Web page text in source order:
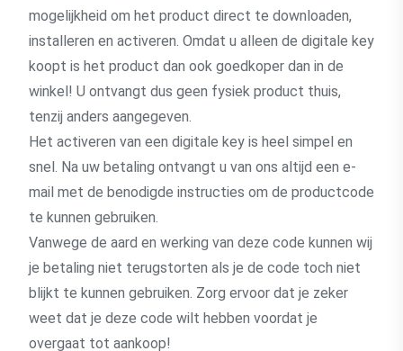
mogelijkheid om het product direct te downloaden,
installeren en activeren. Omdat u alleen de digitale key
koopt is het product dan ook goedkoper dan in de
winkel! U ontvangt dus geen fysiek product thuis,
tenzij anders aangegeven.
Het activeren van een digitale key is heel simpel en
snel. Na uw betaling ontvangt u van ons altijd een e-
mail met de benodigde instructies om de productcode
te kunnen gebruiken.
Vanwege de aard en werking van deze code kunnen wij
je betaling niet terugstorten als je de code toch niet
blijkt te kunnen gebruiken. Zorg ervoor dat je zeker
weet dat je deze code wilt hebben voordat je
overgaat tot aankoop!